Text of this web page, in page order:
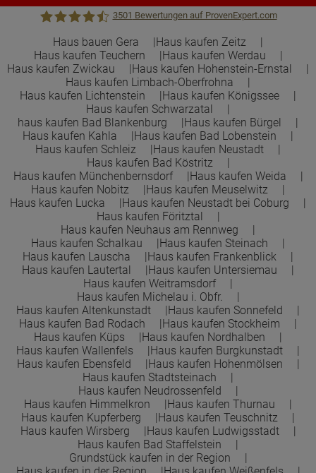
Town &Country Haus Lizenzgeber GmbH
3501 Bewertungen auf ProvenExpert.com
Haus bauen Gera
Haus kaufen Zeitz
Haus kaufen Teuchern
Haus kaufen Werdau
Haus kaufen Zwickau
Haus kaufen Hohenstein-Ernstal
Haus kaufen Limbach-Oberfrohna
Haus kaufen Lichtenstein
Haus kaufen Königssee
Haus kaufen Schwarzatal
haus kaufen Bad Blankenburg
Haus kaufen Bürgel
Haus kaufen Kahla
Haus kaufen Bad Lobenstein
Haus kaufen Schleiz
Haus kaufen Neustadt
Haus kaufen Bad Köstritz
Haus kaufen Münchenbernsdorf
Haus kaufen Weida
Haus kaufen Nobitz
Haus kaufen Meuselwitz
Haus kaufen Lucka
Haus kaufen Neustadt bei Coburg
Haus kaufen Föritztal
Haus kaufen Neuhaus am Rennweg
Haus kaufen Schalkau
Haus kaufen Steinach
Haus kaufen Lauscha
Haus kaufen Frankenblick
Haus kaufen Lautertal
Haus kaufen Untersiemau
Haus kaufen Weitramsdorf
Haus kaufen Michelau i. Obfr.
Haus kaufen Altenkunstadt
Haus kaufen Sonnefeld
Haus kaufen Bad Rodach
Haus kaufen Stockheim
Haus kaufen Küps
Haus kaufen Nordhalben
Haus kaufen Wallenfels
Haus kaufen Burgkunstadt
Haus kaufen Ebensfeld
Haus kaufen Hohenmölsen
Haus kaufen Stadtsteinach
Haus kaufen Neudrossenfeld
Haus kaufen Himmelkron
Haus kaufen Thurnau
Haus kaufen Kupferberg
Haus kaufen Teuschnitz
Haus kaufen Wirsberg
Haus kaufen Ludwigsstadt
Haus kaufen Bad Staffelstein
Grundstück kaufen in der Region